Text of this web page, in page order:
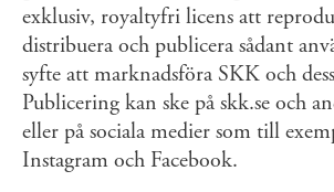
exklusiv, royaltyfri licens att
distribuera och publicera sådant
syfte att marknadsföra SKK och
Publicering kan ske på skk.se och
eller på sociala medier som till
Instagram och Facebook.